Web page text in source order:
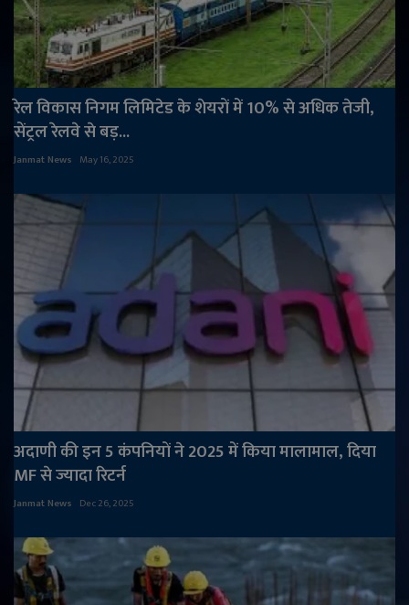
रेल विकास निगम लिमिटेड के शेयरों में 10% से अधिक तेजी,
सेंट्रल रेलवे से बड़...
Janmat News May 16, 2025
अदाणी की इन 5 कंपनियों ने 2025 में किया मालामाल, दिया
MF से ज्यादा रिटर्न
Janmat News Dec 26, 2025